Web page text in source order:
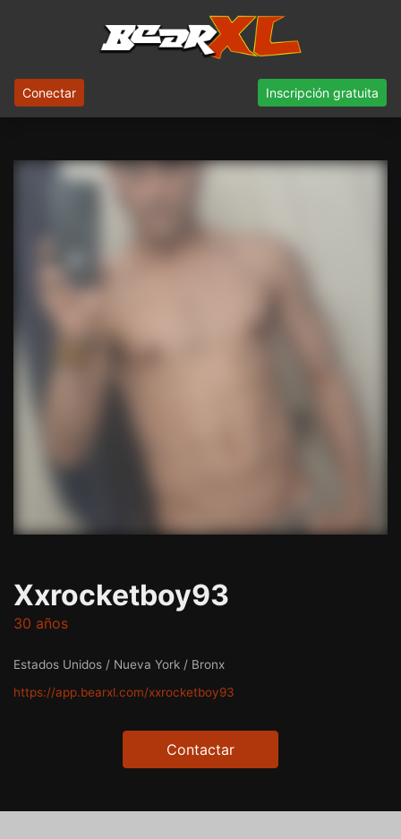
Conectar Inscripción gratuita
Xxrocketboy93
30 años
Estados Unidos / Nueva York / Bronx
https://app.bearxl.com/xxrocketboy93
Contactar